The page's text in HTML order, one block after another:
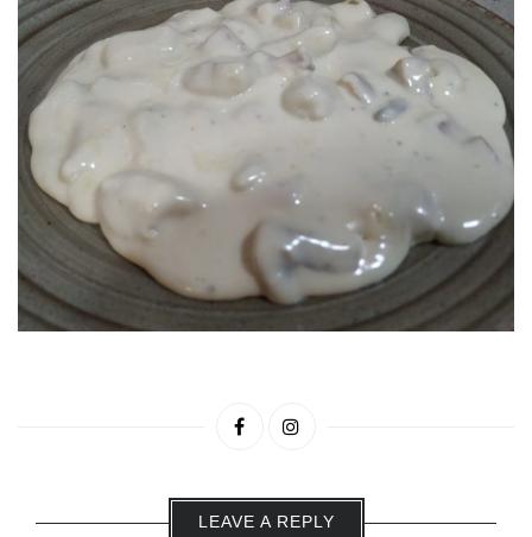
LEAVE A REPLY